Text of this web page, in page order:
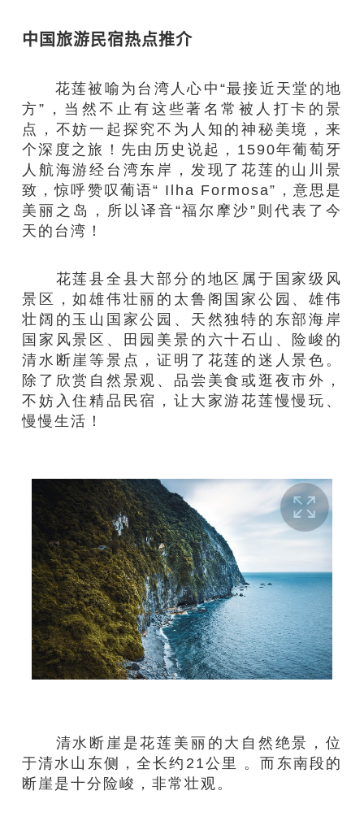
中国旅游民宿热点推介
花莲被喻为台湾 人心中“最接近天堂的地
方”，当然不止有这些著名常被人打卡的景
点
，不妨一起 探究不为人知的神秘美境，来
个深度之旅 ！ 先由历史说起，1590年葡萄牙
人航海游经台湾东岸，发现了花莲的山川景
致，惊呼赞叹葡语“ Ilha Formosa”，意思是
美丽之岛，所以译音“福尔摩沙”则代表了今
天的台湾！
花莲县全县大部分的地区 属于国家级风
景区，如雄伟壮丽的太鲁阁国家公园、雄伟
壮阔的玉山国家公园、天然独特的 东部海岸
国家风景区、田园美景的六十石山 、 险峻的
清水断崖等景点 ，证明了花莲的迷人景色。
除了欣赏自然景观、品尝美食或逛夜市外，
不妨 入住精品 民宿，让大家游花莲慢慢玩、
慢慢生活 ！
清水断崖是花莲美丽的大自然绝景，位
于清水山东侧，全长约21公里 。而 东南段的
断崖是十分险峻，非常壮观。